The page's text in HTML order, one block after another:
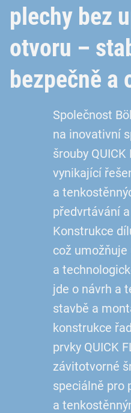
plechy bez
otvoru –
bezpečně a
Společnost
na inovativní
šrouby
vynikající
a
předvrtávání
Konstrukce
což
a
jde o návrh a
stavbě a
konstrukce
prvky QUICK
závitotvorné
speciálně pro
a